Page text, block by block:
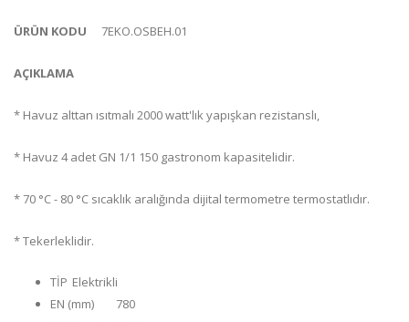
ÜRÜN KODU 7EKO.OSBEH.01
AÇIKLAMA
* Havuz alttan ısıtmalı 2000 watt'lık yapışkan rezistanslı,
* Havuz 4 adet GN 1/1 150 gastronom kapasitelidir.
* 70 °C - 80 °C sıcaklık aralığında dijital termometre termostatlıdır.
* Tekerleklidir.
TİP Elektrikli
EN (mm)
780